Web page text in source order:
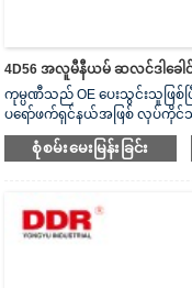
4D56 အလူမီနီယမ် ဆလင်ဒါခေါင်
ကုမ္ပဏီသည် OE ပေးသွင်းသူဖြစ်ပ
ပရော်ဖက်ရှင်နယ်အဖြစ် လုပ်ကို
သည်။ ဆလင်ဒါခေါင်းသည်
“အလုံပိတ် ဆလင်ဒါခေါင်း”၊ “ဆ
စုံစမ်းမေးမြန်းခြင်း